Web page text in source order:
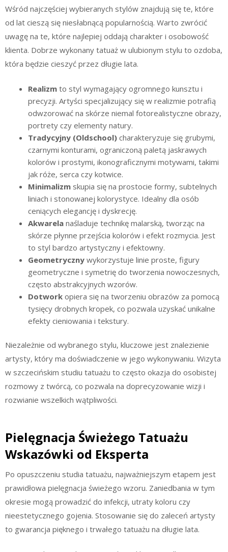
Wśród najczęściej wybieranych stylów znajdują się te, które
od lat cieszą się niesłabnącą popularnością. Warto zwrócić
uwagę na te, które najlepiej oddają charakter i osobowość
klienta. Dobrze wykonany tatuaż w ulubionym stylu to ozdoba,
która będzie cieszyć przez długie lata.
Realizm to styl wymagający ogromnego kunsztu i
precyzji. Artyści specjalizujący się w realizmie potrafią
odwzorować na skórze niemal fotorealistyczne obrazy,
portrety czy elementy natury.
Tradycyjny (Oldschool) charakteryzuje się grubymi,
czarnymi konturami, ograniczoną paletą jaskrawych
kolorów i prostymi, ikonograficznymi motywami, takimi
jak róże, serca czy kotwice.
Minimalizm skupia się na prostocie formy, subtelnych
liniach i stonowanej kolorystyce. Idealny dla osób
ceniących elegancję i dyskrecję.
Akwarela naśladuje technikę malarską, tworząc na
skórze płynne przejścia kolorów i efekt rozmycia. Jest
to styl bardzo artystyczny i efektowny.
Geometryczny wykorzystuje linie proste, figury
geometryczne i symetrię do tworzenia nowoczesnych,
często abstrakcyjnych wzorów.
Dotwork opiera się na tworzeniu obrazów za pomocą
tysięcy drobnych kropek, co pozwala uzyskać unikalne
efekty cieniowania i tekstury.
Niezależnie od wybranego stylu, kluczowe jest znalezienie
artysty, który ma doświadczenie w jego wykonywaniu. Wizyta
w szczecińskim studiu tatuażu to często okazja do osobistej
rozmowy z twórcą, co pozwala na doprecyzowanie wizji i
rozwianie wszelkich wątpliwości.
Pielęgnacja Świeżego Tatuażu
Wskazówki od Eksperta
Po opuszczeniu studia tatuażu, najważniejszym etapem jest
prawidłowa pielęgnacja świeżego wzoru. Zaniedbania w tym
okresie mogą prowadzić do infekcji, utraty koloru czy
nieestetycznego gojenia. Stosowanie się do zaleceń artysty
to gwarancja pięknego i trwałego tatuażu na długie lata.